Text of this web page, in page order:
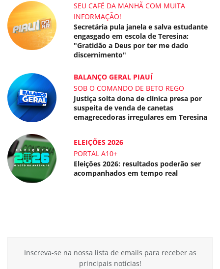
SEU CAFÉ DA MANHÃ COM MUITA
INFORMAÇÃO!
Secretária pula janela e salva estudante
engasgado em escola de Teresina:
"Gratidão a Deus por ter me dado
discernimento"
BALANÇO GERAL PIAUÍ
SOB O COMANDO DE BETO REGO
Justiça solta dona de clínica presa por
suspeita de venda de canetas
emagrecedoras irregulares em Teresina
ELEIÇÕES 2026
PORTAL A10+
Eleições 2026: resultados poderão ser
acompanhados em tempo real
Inscreva-se na nossa lista de emails para receber as
principais notícias!